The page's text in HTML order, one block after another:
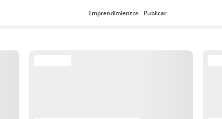
Emprendimientos Publicar